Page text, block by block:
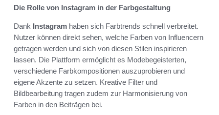
Die Rolle von Instagram in der Farbgestaltung
Dank Instagram haben sich Farbtrends schnell verbreitet.
Nutzer können direkt sehen, welche Farben von Influencern
getragen werden und sich von diesen Stilen inspirieren
lassen. Die Plattform ermöglicht es Modebegeisterten,
verschiedene Farbkompositionen auszuprobieren und
eigene Akzente zu setzen. Kreative Filter und
Bildbearbeitung tragen zudem zur Harmonisierung von
Farben in den Beiträgen bei.